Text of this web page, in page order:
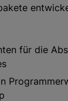
für die